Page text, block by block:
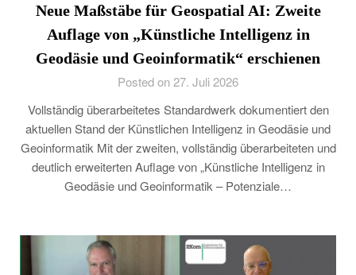
Neue Maßstäbe für Geospatial AI: Zweite
Auflage von „Künstliche Intelligenz in
Geodäsie und Geoinformatik“ erschienen
Posted on 27. Juli 2026
Vollständig überarbeitetes Standardwerk dokumentiert den
aktuellen Stand der Künstlichen Intelligenz in Geodäsie und
Geoinformatik Mit der zweiten, vollständig überarbeiteten und
deutlich erweiterten Auflage von „Künstliche Intelligenz in
Geodäsie und Geoinformatik – Potenziale…